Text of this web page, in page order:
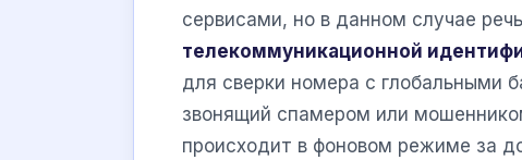
сервисами, но в данном случае
телекоммуникационной
для сверки номера с глобальными
звонящий спамером или
происходит в фоновом режиме за